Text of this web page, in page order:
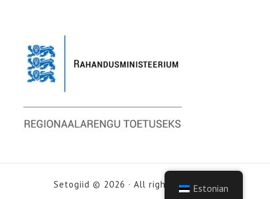
Setogiid © 2026 · All rights reservedEstonian